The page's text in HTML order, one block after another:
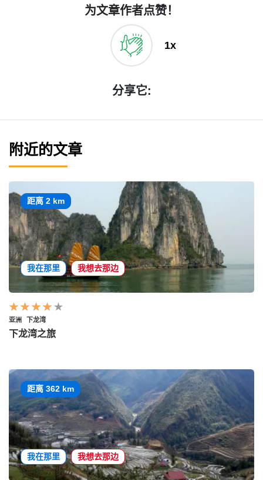
为文章作者点赞！
1x
分享它:
附近的文章
距离 2 km
我在那里 我想去那边
亚洲 下龙湾
下龙湾之旅
距离 362 km
我在那里 我想去那边